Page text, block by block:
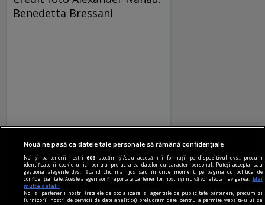
Benedetta Bressani
Nouă ne pasă ca datele tale personale să rămână confidențiale
Noi și partenerii noștri606 stocăm și/sau accesăm informații pe dispozitivul dvs., precum
identificatorii cookie unici pentru prelucrarea datelor cu caracter personal. Puteți accepta sau
gestiona alegerile dvs. făcând clic mai jos sau în orice moment, pe pagina cu politica de
confidențialitate. Aceste alegeri vor fi raportate partenerilor noștri și nu vă vor afecta navigarea.
Mai
multe detalii
Noi si partenerii nostri (retelele de socializare si agentiile de publicitate partenere, precum si
furnizorii nostri de servicii de date analitice) prelucram date pentru a permite website-ului sa